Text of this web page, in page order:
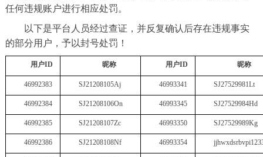
任何违规账户进行相应处罚。
以下是平台人员经过查证，并反复确认后存在违规事实
的部分用户，予以封号处罚 ！
用户ID 昵称 用户ID 昵称
46992383 SJ21208105Aj 46993341 SJ27529981Lt
46992384 SJ21208106On 46993345 SJ27529984Hd
46992385 SJ21208107Zc 46993350 SJ27529989Kg
46992386 SJ21208108Nf 46993354